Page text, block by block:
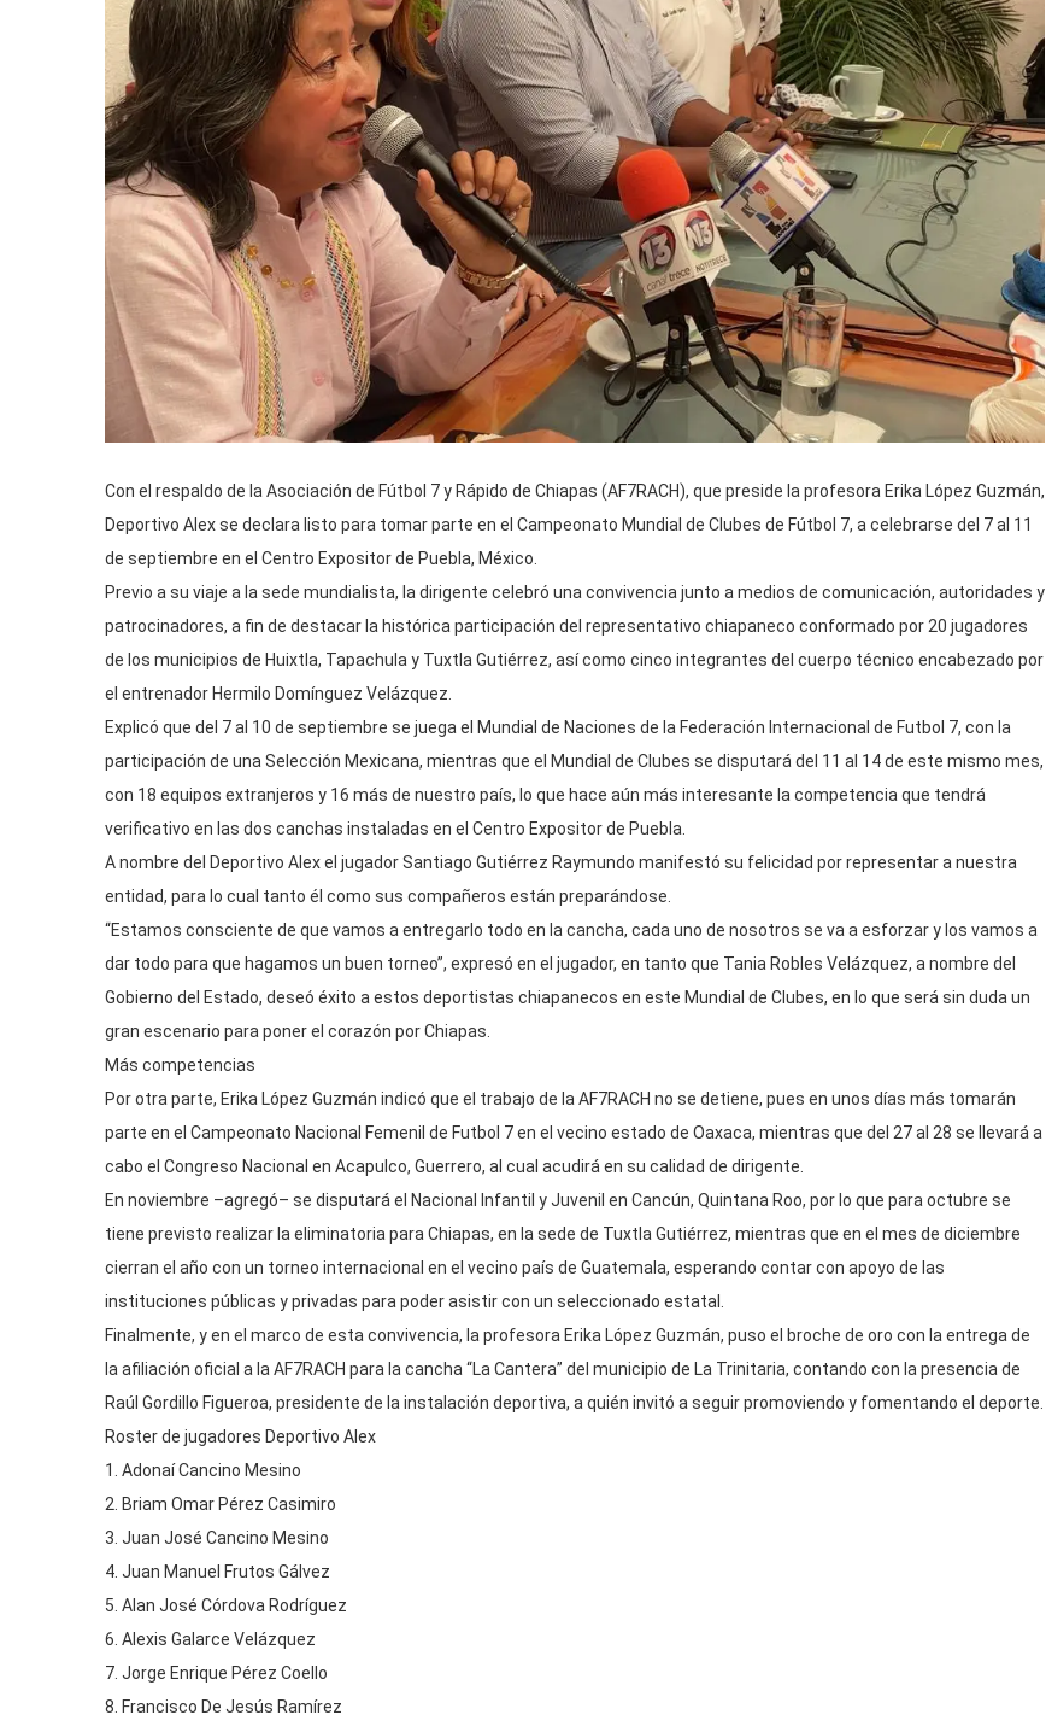
Con el respaldo de la Asociación de Fútbol 7 y Rápido de Chiapas (AF7RACH), que preside la profesora Erika López Guzmán,
Deportivo Alex se declara listo para tomar parte en el Campeonato Mundial de Clubes de Fútbol 7, a celebrarse del 7 al 11
de septiembre en el Centro Expositor de Puebla, México.
Previo a su viaje a la sede mundialista, la dirigente celebró una convivencia junto a medios de comunicación, autoridades y
patrocinadores, a fin de destacar la histórica participación del representativo chiapaneco conformado por 20 jugadores
de los municipios de Huixtla, Tapachula y Tuxtla Gutiérrez, así como cinco integrantes del cuerpo técnico encabezado por
el entrenador Hermilo Domínguez Velázquez.
Explicó que del 7 al 10 de septiembre se juega el Mundial de Naciones de la Federación Internacional de Futbol 7, con la
participación de una Selección Mexicana, mientras que el Mundial de Clubes se disputará del 11 al 14 de este mismo mes,
con 18 equipos extranjeros y 16 más de nuestro país, lo que hace aún más interesante la competencia que tendrá
verificativo en las dos canchas instaladas en el Centro Expositor de Puebla.
A nombre del Deportivo Alex el jugador Santiago Gutiérrez Raymundo manifestó su felicidad por representar a nuestra
entidad, para lo cual tanto él como sus compañeros están preparándose.
“Estamos consciente de que vamos a entregarlo todo en la cancha, cada uno de nosotros se va a esforzar y los vamos a
dar todo para que hagamos un buen torneo”, expresó en el jugador, en tanto que Tania Robles Velázquez, a nombre del
Gobierno del Estado, deseó éxito a estos deportistas chiapanecos en este Mundial de Clubes, en lo que será sin duda un
gran escenario para poner el corazón por Chiapas.
Más competencias
Por otra parte, Erika López Guzmán indicó que el trabajo de la AF7RACH no se detiene, pues en unos días más tomarán
parte en el Campeonato Nacional Femenil de Futbol 7 en el vecino estado de Oaxaca, mientras que del 27 al 28 se llevará a
cabo el Congreso Nacional en Acapulco, Guerrero, al cual acudirá en su calidad de dirigente.
En noviembre –agregó– se disputará el Nacional Infantil y Juvenil en Cancún, Quintana Roo, por lo que para octubre se
tiene previsto realizar la eliminatoria para Chiapas, en la sede de Tuxtla Gutiérrez, mientras que en el mes de diciembre
cierran el año con un torneo internacional en el vecino país de Guatemala, esperando contar con apoyo de las
instituciones públicas y privadas para poder asistir con un seleccionado estatal.
Finalmente, y en el marco de esta convivencia, la profesora Erika López Guzmán, puso el broche de oro con la entrega de
la afiliación oficial a la AF7RACH para la cancha “La Cantera” del municipio de La Trinitaria, contando con la presencia de
Raúl Gordillo Figueroa, presidente de la instalación deportiva, a quién invitó a seguir promoviendo y fomentando el deporte.
Roster de jugadores Deportivo Alex
1. Adonaí Cancino Mesino
2. Briam Omar Pérez Casimiro
3. Juan José Cancino Mesino
4. Juan Manuel Frutos Gálvez
5. Alan José Córdova Rodríguez
6. Alexis Galarce Velázquez
7. Jorge Enrique Pérez Coello
8. Francisco De Jesús Ramírez